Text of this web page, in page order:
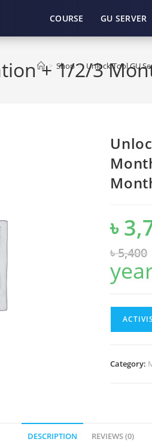
COURSE GU SERVER
+ 1/2/3
> Shop > Unlock Tool GU
৳
৳5,400
Activation
Category:
DESCRIPTION REVIEWS (0)